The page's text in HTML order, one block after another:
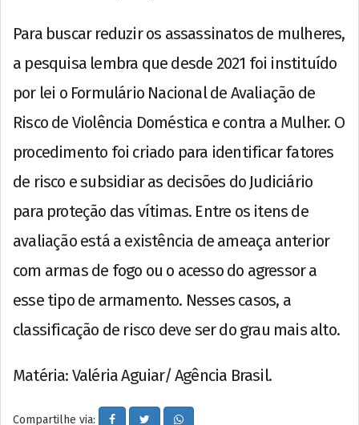
Para buscar reduzir os assassinatos de mulheres,
a pesquisa lembra que desde 2021 foi instituído
por lei o Formulário Nacional de Avaliação de
Risco de Violência Doméstica e contra a Mulher. O
procedimento foi criado para identificar fatores
de risco e subsidiar as decisões do Judiciário
para proteção das vítimas. Entre os itens de
avaliação está a existência de ameaça anterior
com armas de fogo ou o acesso do agressor a
esse tipo de armamento. Nesses casos, a
classificação de risco deve ser do grau mais alto.
Matéria: Valéria Aguiar/ Agência Brasil.
Compartilhe via: